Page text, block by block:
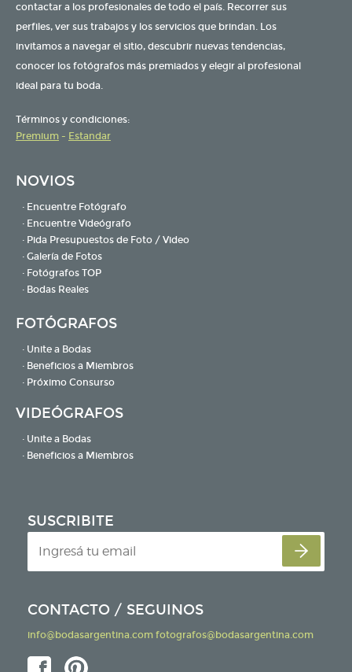
contactar a los profesionales de todo el país. Recorrer sus
perfiles, ver sus trabajos y los servicios que brindan. Los
invitamos a navegar el sitio, descubrir nuevas tendencias,
conocer los fotógrafos más premiados y elegir al profesional
ideal para tu boda.
Términos y condiciones:
Premium - Estandar
NOVIOS
· Encuentre Fotógrafo
· Encuentre Videógrafo
· Pida Presupuestos de Foto / Video
· Galería de Fotos
· Fotógrafos TOP
· Bodas Reales
FOTÓGRAFOS
· Unite a Bodas
· Beneficios a Miembros
· Próximo Consurso
VIDEÓGRAFOS
· Unite a Bodas
· Beneficios a Miembros
SUSCRIBITE
CONTACTO / SEGUINOS
info@bodasargentina.com fotografos@bodasargentina.com